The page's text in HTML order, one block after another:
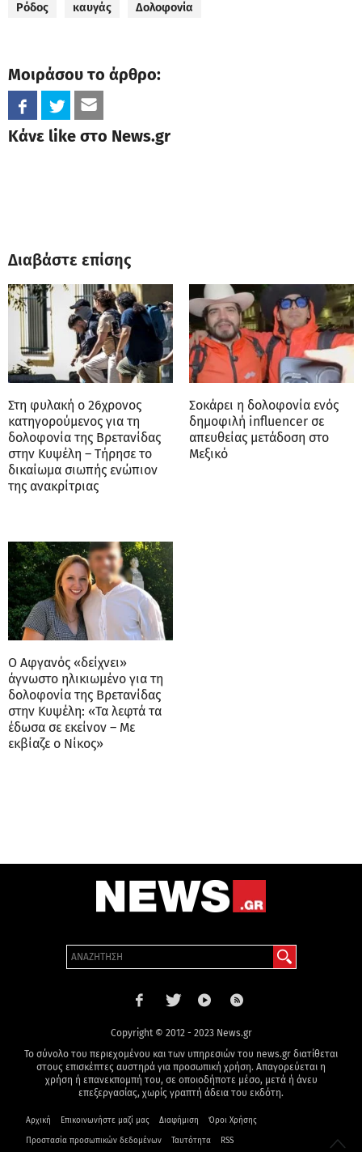
Ρόδος καυγάς Δολοφονία
Μοιράσου το άρθρο:
Κάνε like στο News.gr
Διαβάστε επίσης
Στη φυλακή ο 26χρονος
κατηγορούμενος για τη
δολοφονία της Βρετανίδας
στην Κυψέλη – Τήρησε το
δικαίωμα σιωπής ενώπιον
της ανακρίτριας
Σοκάρει η δολοφονία ενός
δημοφιλή influencer σε
απευθείας μετάδοση στο
Μεξικό
Ο Αφγανός «δείχνει»
άγνωστο ηλικιωμένο για τη
δολοφονία της Βρετανίδας
στην Κυψέλη: «Τα λεφτά τα
έδωσα σε εκείνον – Με
εκβίαζε ο Νίκος»
Copyright © 2012 - 2023 News.gr
Το σύνολο του περιεχομένου και των υπηρεσιών του news.gr διατίθεται
στους επισκέπτες αυστηρά για προσωπική χρήση. Απαγορεύεται η
χρήση ή επανεκπομπή του, σε οποιοδήποτε μέσο, μετά ή άνευ
επεξεργασίας, χωρίς γραπτή άδεια του εκδότη.
Αρχική Επικοινωνήστε μαζί μας Διαφήμιση Όροι Χρήσης
Προστασία προσωπικών δεδομένων Ταυτότητα RSS